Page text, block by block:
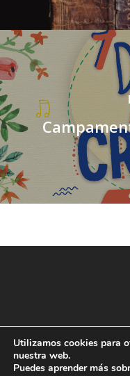
Utilizamos cookies para
nuestra web.
Puedes aprender más